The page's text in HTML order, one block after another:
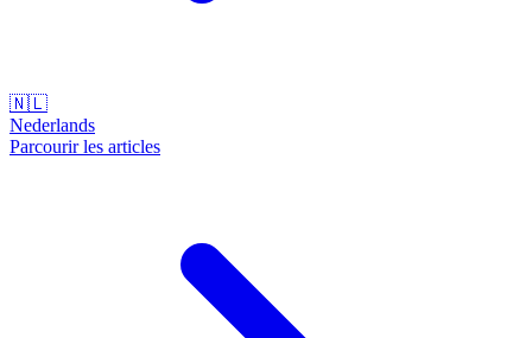
🇳🇱
Nederlands
Parcourir les articles